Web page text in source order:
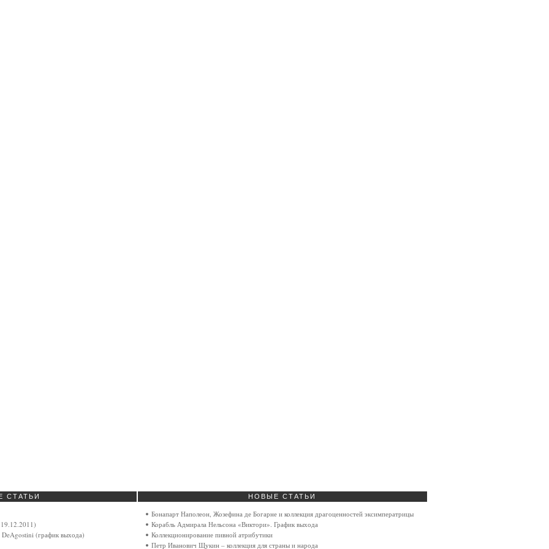
СТАТЬИ
(график выхода)
НОВЫЕ СТАТЬИ
Бонапарт Наполеон, Жозефина де Богарне и коллекция драгоценностей эксимператрицы
Корабль Адмирала Нельсона «Виктори». График выхода
Коллекционирование пивной атрибутики
Петр Иванович Щукин – коллекция для страны и народа